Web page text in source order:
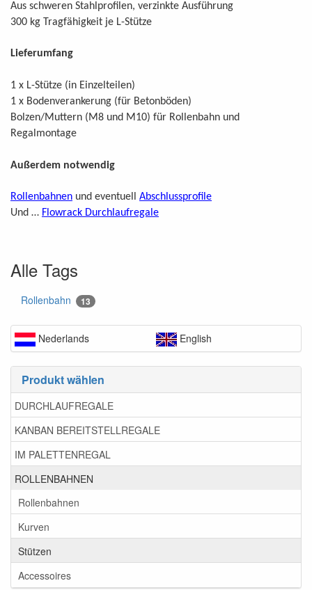
Nederlands English
Produkt wählen
DURCHLAUFREGALE
KANBAN BEREITSTELLREGALE
IM PALETTENREGAL
ROLLENBAHNEN
Rollenbahnen
Kurven
Stützen
Accessoires
Aus schweren Stahlprofilen, verzinkte Ausführung
300 kg Tragfähigkeit je L-Stütze
Lieferumfang
1 x L-Stütze (in Einzelteilen)
1 x Bodenverankerung (für Betonböden)
Bolzen/Muttern (M8 und M10) für Rollenbahn und
Regalmontage
Außerdem notwendig
Rollenbahnen und eventuell Abschlussprofile
Und … Flowrack Durchlaufregale
Alle Tags
Rollenbahn 13